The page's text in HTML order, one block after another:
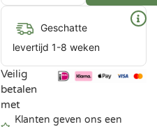
Geschatte
levertijd 1-8 weken
Veilig
betalen
met
Klanten geven ons een